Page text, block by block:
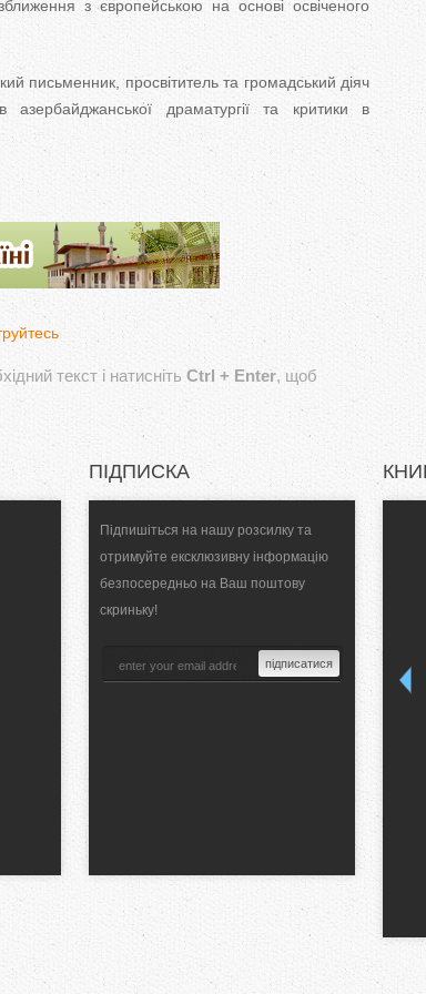
з європейською на основі освіченого
письменник, просвітитель та громадський діяч
драматургії та критики в
текст і натисніть Ctrl + Enter, щоб
ПІДПИСКА
Підпишіться на нашу розсилку та
отримуйте ексклюзивну інформацію
безпосередньо на Ваш поштову
скриньку!